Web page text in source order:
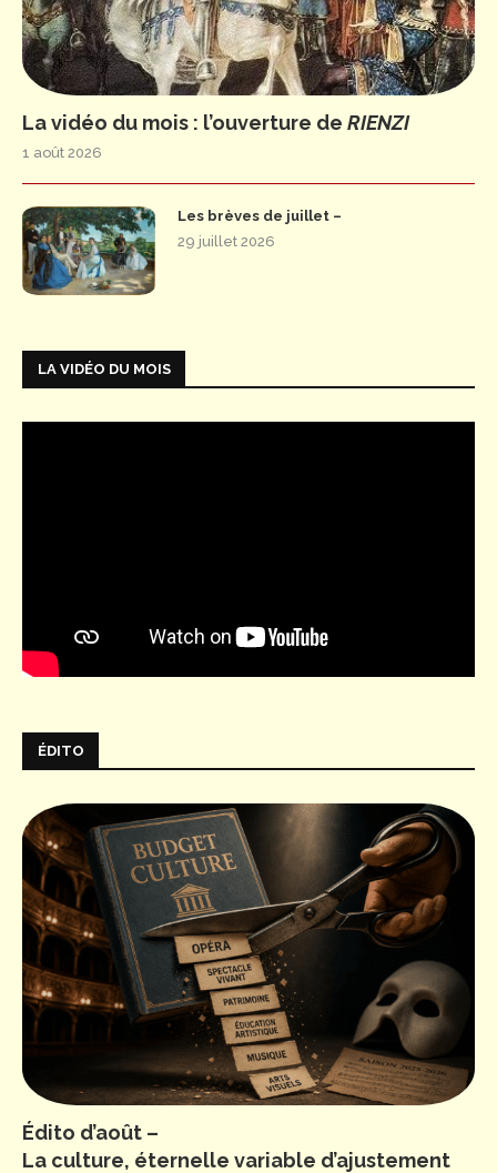
La vidéo du mois : l’ouverture de RIENZI
1 août 2026
Les brèves de juillet –
29 juillet 2026
LA VIDÉO DU MOIS
ÉDITO
Édito d’août –
La culture, éternelle variable d’ajustement